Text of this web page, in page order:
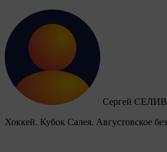
Сергей
Хоккей. Кубок Салея. Августовское